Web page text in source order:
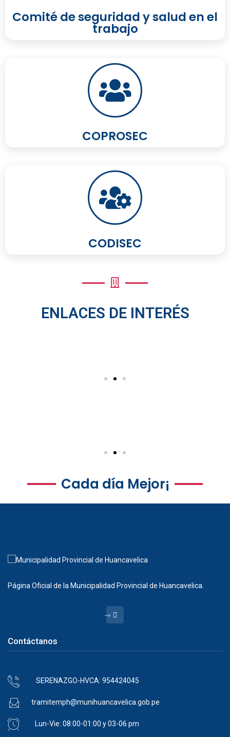
Comité de seguridad y salud en el
trabajo
COPROSEC
CODISEC
ENLACES DE INTERÉS
Cada día Mejor¡
Página Oficial de la Municipalidad Provincial de Huancavelica.
Contáctanos
SERENAZGO-HVCA: 954424045
tramitemph@munihuancavelica.gob.pe
Lun-Vie: 08:00-01:00 y 03-06 pm